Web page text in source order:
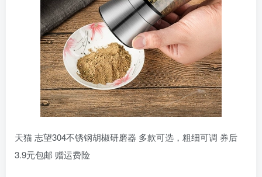
天猫 志望304不锈钢胡椒研磨器 多款可选，粗细可调 券后
3.9元包邮 赠运费险